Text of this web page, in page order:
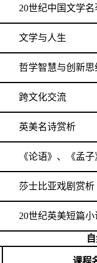
20世纪中国文学名
文学与人生
哲学智慧与创新思
跨文化交流
英美名诗赏析
《论语》、《孟
莎士比亚戏剧赏析
20世纪英美短篇小
课程